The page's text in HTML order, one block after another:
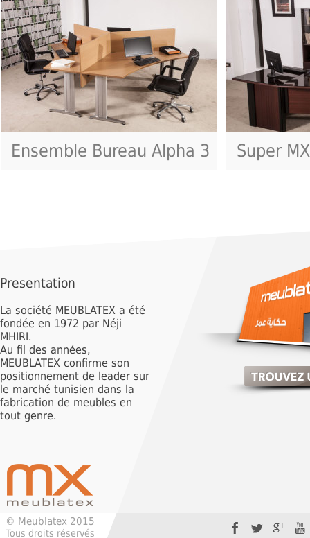
Ensemble Bureau Alpha 3
Super MX
Presentation
La société MEUBLATEX a été
fondée en 1972 par Néji
MHIRI.
Au fil des années,
MEUBLATEX confirme son
positionnement de leader sur
le marché tunisien dans la
fabrication de meubles en
tout genre.
© Meublatex 2015
Tous droits réservés